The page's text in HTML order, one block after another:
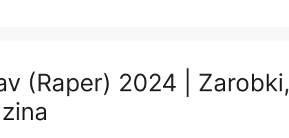
(Raper) 2024 | Zarobki,